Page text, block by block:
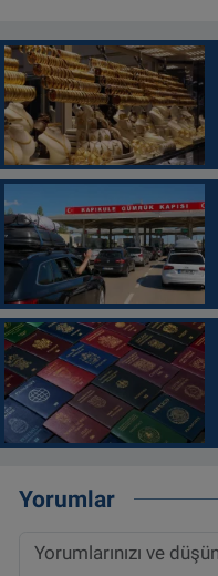
Yorumlar